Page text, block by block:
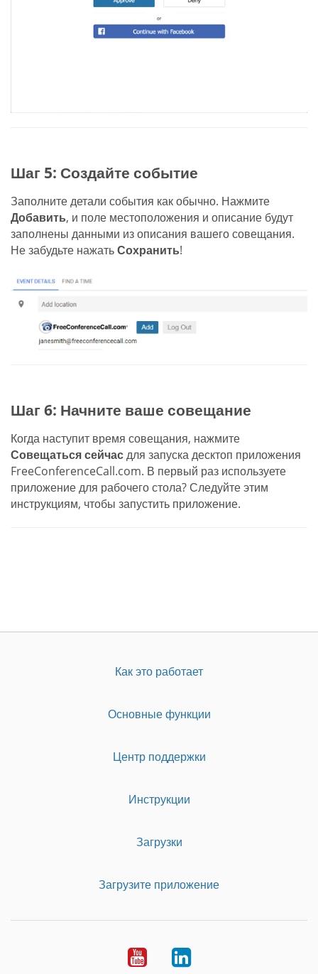
Шаг 5: Создайте событие
Заполните детали события как обычно. Нажмите
Добавить, и поле местоположения и описание будут
заполнены данными из описания вашего совещания.
Не забудьте нажатьСохранить!
Шаг 6: Начните ваше совещание
Когда наступит время совещания, нажмите
Совещаться сейчасдля запуска десктоп приложения
FreeConferenceCall.com. В первый раз используете
приложение для рабочего стола? Следуйте этим
инструкциям, чтобы запустить приложение.
Как это работает
Основные функции
Центр поддержки
Инструкции
Загрузки
Загрузите приложение
YoutubeLinkedIn